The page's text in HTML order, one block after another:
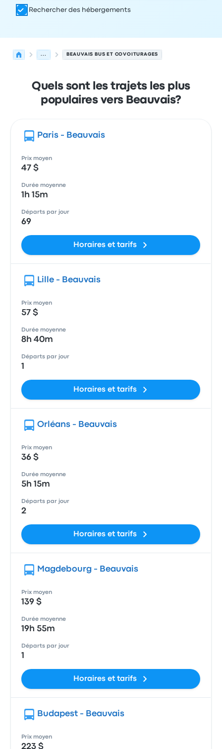
Rechercher des hébergements
... BEAUVAIS BUS ET COVOITURAGES
Quels sont les trajets les plus
populaires vers Beauvais?
Paris - Beauvais
Prix moyen
47 $
Durée moyenne
1h 15m
Départs par jour
69
Horaires et tarifs
Lille - Beauvais
Prix moyen
57 $
Durée moyenne
8h 40m
Départs par jour
1
Horaires et tarifs
Orléans - Beauvais
Prix moyen
36 $
Durée moyenne
5h 15m
Départs par jour
2
Horaires et tarifs
Magdebourg - Beauvais
Prix moyen
139 $
Durée moyenne
19h 55m
Départs par jour
1
Horaires et tarifs
Budapest - Beauvais
Prix moyen
223 $